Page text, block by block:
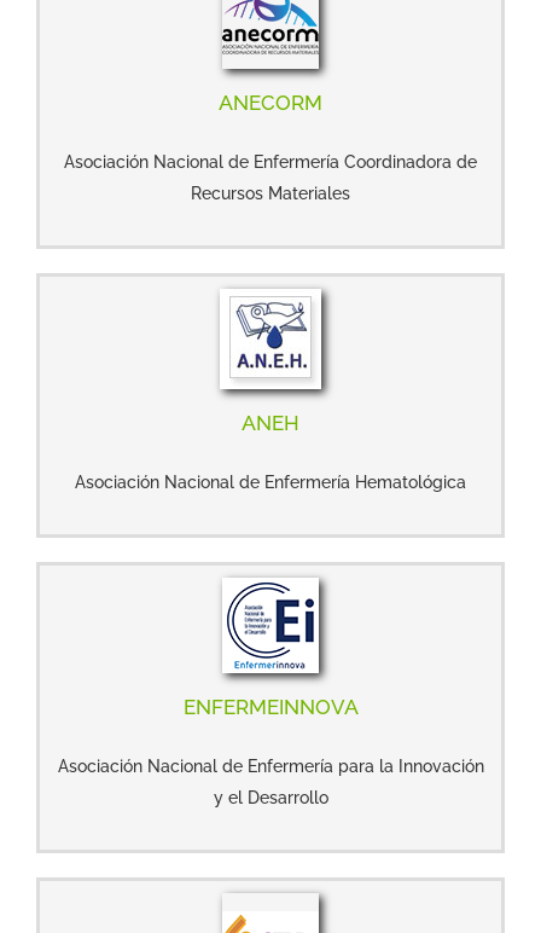
ANECORM
Asociación Nacional de Enfermería Coordinadora de
Recursos Materiales
ANEH
Asociación Nacional de Enfermería Hematológica
ENFERMEINNOVA
Asociación Nacional de Enfermería para la Innovación
y el Desarrollo